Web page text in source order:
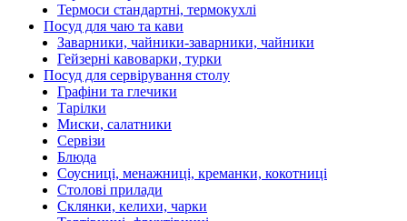
Термоси стандартні, термокухлі
Посуд для чаю та кави
Заварники, чайники-заварники, чайники
Гейзерні кавоварки, турки
Посуд для сервірування столу
Графіни та глечики
Тарілки
Миски, салатники
Сервізи
Блюда
Соусниці, менажниці, креманки, кокотниці
Столові прилади
Склянки, келихи, чарки